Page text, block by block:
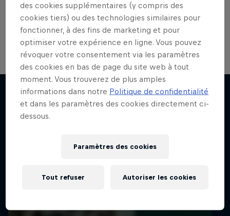
Partenaires
Films & Séries
Cliff Hunter
Une aventure au Guatemala
des cookies supplémentaires (y compris des
cookies tiers) ou des technologies similaires pour
fonctionner, à des fins de marketing et pour
optimiser votre expérience en ligne. Vous pouvez
révoquer votre consentement via les paramètres
des cookies en bas de page du site web à tout
moment. Vous trouverez de plus amples
informations dans notre Politique de confidentialité
et dans les paramètres des cookies directement ci-
dessous.
Paramètres des cookies
Tout refuser Autoriser les cookies